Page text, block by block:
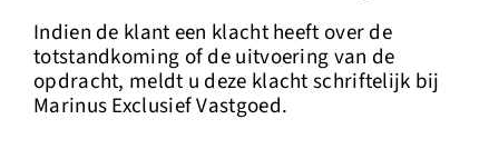
Indien de klant een klacht heeft over de
totstandkoming of de uitvoering van de
opdracht, meldt u deze klacht schriftelijk bij
Marinus Exclusief Vastgoed.